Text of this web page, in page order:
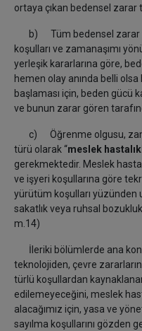
ortaya çıkan bedensel zarar
b) Tüm bedensel zarar
koşulları ve zamanaşımı
yerleşik kararlarına göre,
hemen olay anında belli olsa
başlaması için, beden gücü
ve bunun zarar gören
c) Öğrenme olgusu,
türü olarak“meslek
gerekmektedir. Meslek
ve işyeri koşullarına göre
yürütüm koşulları yüzünden
sakatlık veya ruhsal bozukluk
m.14)
İleriki bölümlerde ana
teknolojiden, çevre
türlü koşullardan
edilemeyeceğini, meslek
alacağımız için, yasa ve
sayılma koşullarını gözden